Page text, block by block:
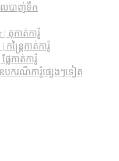
ាលបាញ់ទឹក
| តុកាត់ការ៉ូ
ន្ត្រៃកាត់ការ៉ូ
ែកាត់ការ៉ូ
បករណ៏ការ៉ូផ្សេងៗទៀត